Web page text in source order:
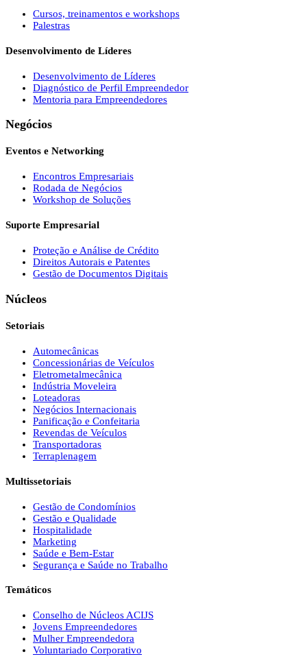
Cursos, treinamentos e workshops
Palestras
Desenvolvimento de Líderes
Desenvolvimento de Líderes
Diagnóstico de Perfil Empreendedor
Mentoria para Empreendedores
Negócios
Eventos e Networking
Encontros Empresariais
Rodada de Negócios
Workshop de Soluções
Suporte Empresarial
Proteção e Análise de Crédito
Direitos Autorais e Patentes
Gestão de Documentos Digitais
Núcleos
Setoriais
Automecânicas
Concessionárias de Veículos
Eletrometalmecânica
Indústria Moveleira
Loteadoras
Negócios Internacionais
Panificação e Confeitaria
Revendas de Veículos
Transportadoras
Terraplenagem
Multissetoriais
Gestão de Condomínios
Gestão e Qualidade
Hospitalidade
Marketing
Saúde e Bem-Estar
Segurança e Saúde no Trabalho
Temáticos
Conselho de Núcleos ACIJS
Jovens Empreendedores
Mulher Empreendedora
Voluntariado Corporativo